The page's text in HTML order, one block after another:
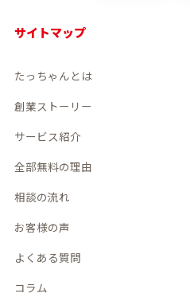
サイトマップ
たっちゃんとは
創業ストーリー
サービス紹介
全部無料の理由
相談の流れ
お客様の声
よくある質問
コラム